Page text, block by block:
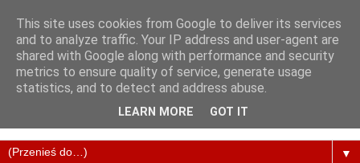
▼
This site uses cookies from Google to deliver its services
and to analyze traffic. Your IP address and user-agent are
shared with Google along with performance and security
metrics to ensure quality of service, generate usage
statistics, and to detect and address abuse.
LEARN MORE GOT IT